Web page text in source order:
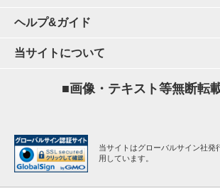
ヘルプ&ガイド
当サイトについて
■画像・テキスト等無断転
当サイトはグローバルサイン社発
用しています。